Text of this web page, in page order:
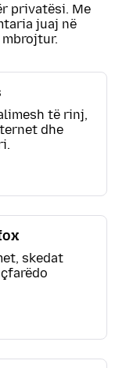
privatësi. Me
juaj në
të rinj,
dhe
skedat